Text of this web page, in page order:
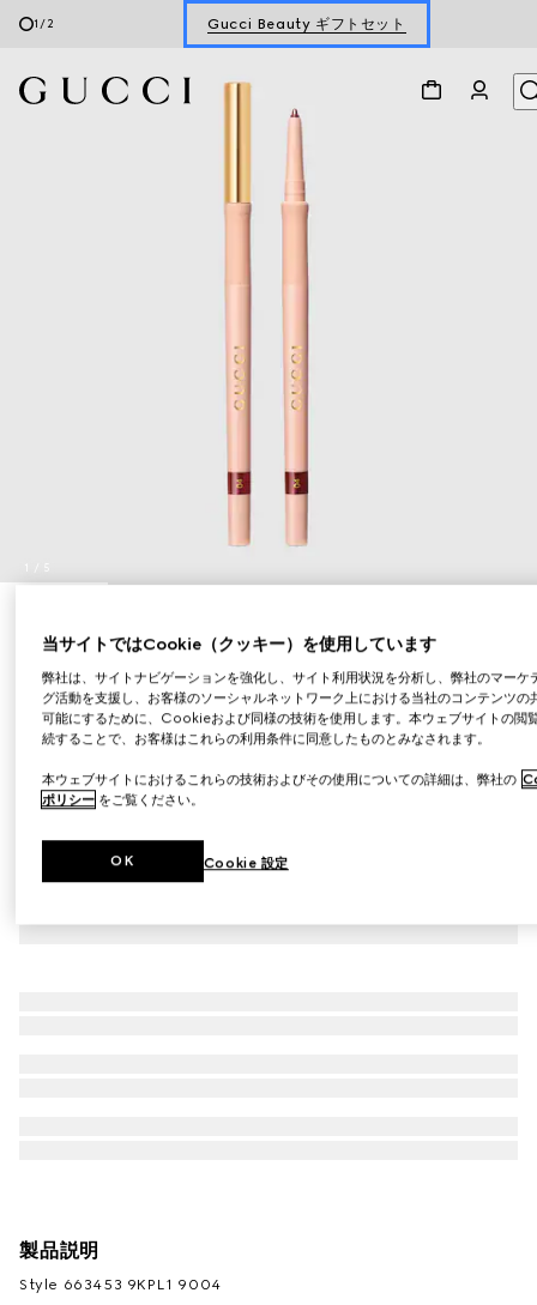
1 /2 Gucci Beauty ギフトセット
Gucci Beauty ギフトセット
イライナー
￥4,950
（税込）
バリエーション04 ボルドー
製品説明
Style ‎663453 9KPL1 9004
当サイトではCookie（クッキー）を使用しています
弊社は、サイトナビゲーションを強化し、サイト利用状況を分析し、弊社のマーケ
グ活動を支援し、お客様のソーシャルネットワーク上における当社のコンテンツの
可能にするために、Cookieおよび同様の技術を使用します。本ウェブサイトの閲
続することで、お客様はこれらの利用条件に同意したものとみなされます。
本ウェブサイトにおけるこれらの技術およびその使用についての詳細は、弊社の
ポリシーをご覧ください。
Cookie 設定
OK